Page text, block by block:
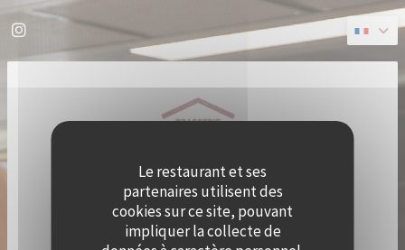
Personnalisation de vos choix en matière de cookies
Le restaurant et ses
partenaires utilisent des
cookies sur ce site, pouvant
impliquer la collecte de
Instagram ((ouvre une nouvelle fenêtre))